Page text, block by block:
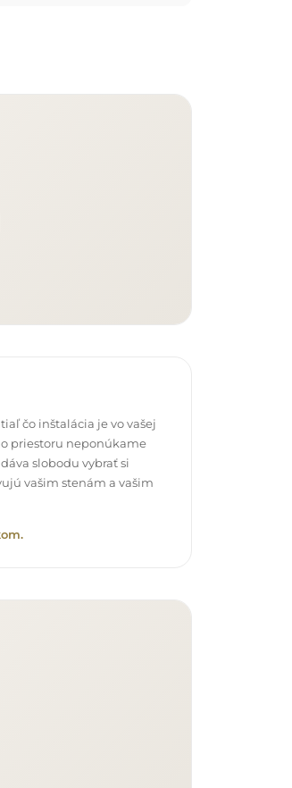
čo inštalácia je vo vašej
priestoru neponúkame
slobodu vybrať si
vašim stenám a vašim